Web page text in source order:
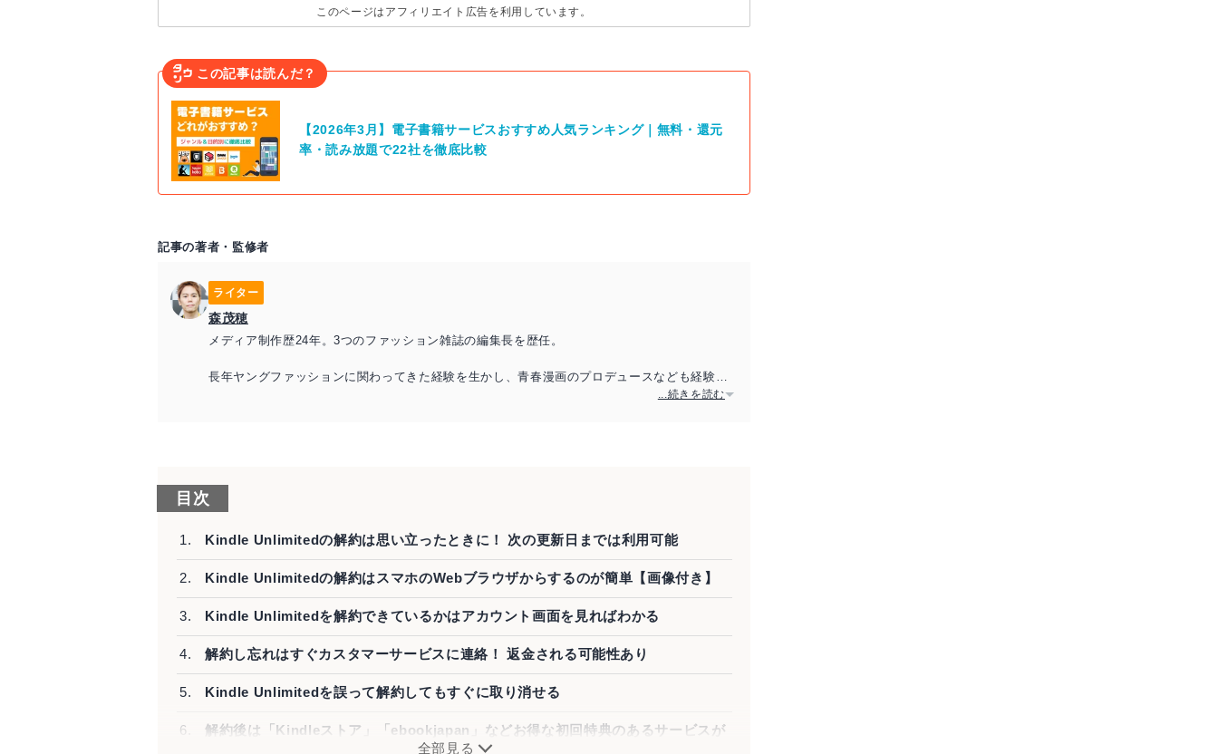
このページはアフィリエイト広告を利用しています。
この記事は読んだ？
【2026年3月】電子書籍サービスおすすめ人気ランキング｜無料・還元
率・読み放題で22社を徹底比較
記事の著者・監修者
ライター
森茂穂
メディア制作歴24年。3つのファッション雑誌の編集長を歴任。
長年ヤングファッションに関わってきた経験を生かし、青春漫画のプロデュースなども経験し
...続きを読む
目次
Kindle Unlimitedの解約は思い立ったときに！ 次の更新日までは利用可能
Kindle Unlimitedの解約はスマホのWebブラウザからするのが簡単【画像付き】
Kindle Unlimitedを解約できているかはアカウント画面を見ればわかる
解約し忘れはすぐカスタマーサービスに連絡！ 返金される可能性あり
Kindle Unlimitedを誤って解約してもすぐに取り消せる
解約後は「Kindleストア」「ebookjapan」などお得な初回特典のあるサービスが
全部見る